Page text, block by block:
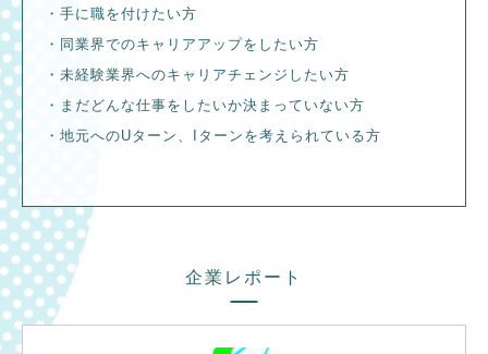
・手に職を付けたい方
・同業界でのキャリアアップをしたい方
・未経験業界へのキャリアチェンジしたい方
・まだどんな仕事をしたいか決まっていない方
・地元へのUターン、Iターンを考えられている方
企業レポート